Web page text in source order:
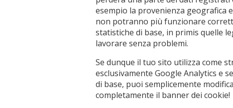
esempio la provenienza geografica
non potranno più funzionare
statistiche di base, in primis quelle
lavorare senza problemi.
Se dunque il tuo sito utilizza come
esclusivamente Google Analytics e
di base, puoi semplicemente
completamente il banner dei cookie!